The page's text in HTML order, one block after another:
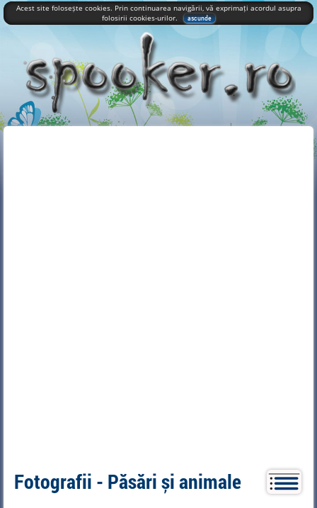
Acest site folosește cookies. Prin continuarea navigării, vă exprimați acordul asupra
folosirii cookies-urilor. ascunde
Fotografii - Păsări și animale